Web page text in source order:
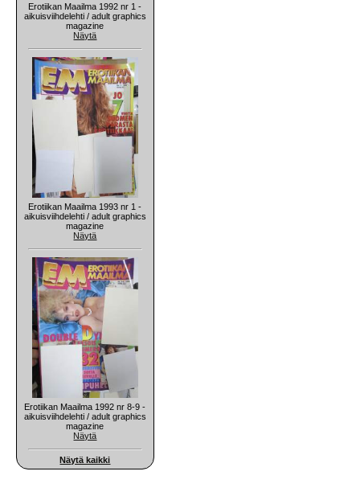
Erotiikan Maailma 1992 nr 1 -
aikuisviihdelehti / adult graphics
magazine
Näytä
Erotiikan Maailma 1993 nr 1 -
aikuisviihdelehti / adult graphics
magazine
Näytä
Erotiikan Maailma 1992 nr 8-9 -
aikuisviihdelehti / adult graphics
magazine
Näytä
Näytä kaikki